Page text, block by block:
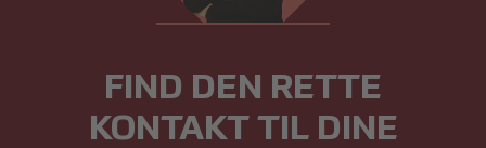
FIND DEN RETTE
KONTAKT TIL DINE